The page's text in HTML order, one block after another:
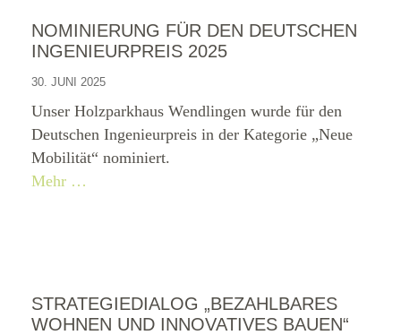
NOMINIERUNG FÜR DEN DEUTSCHEN
INGENIEURPREIS 2025
30. JUNI 2025
Unser Holzparkhaus Wendlingen wurde für den
Deutschen Ingenieurpreis in der Kategorie „Neue
Mobilität“ nominiert.
Mehr …
STRATEGIEDIALOG „BEZAHLBARES
WOHNEN UND INNOVATIVES BAUEN“